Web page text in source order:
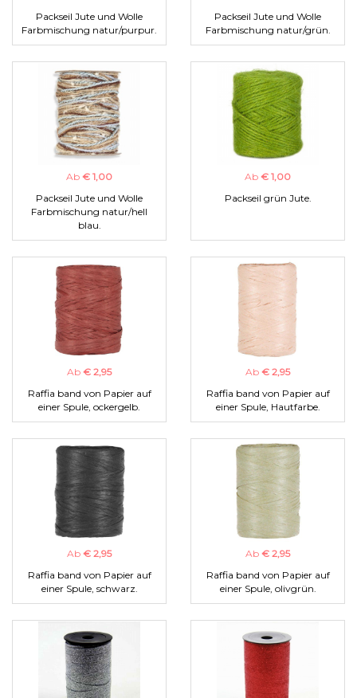
Packseil Jute und Wolle
Farbmischung natur/purpur.
Packseil Jute und Wolle
Farbmischung natur/grün.
Ab € 1,00
Packseil Jute und Wolle
Farbmischung natur/hell
blau.
Ab € 1,00
Packseil grün Jute.
Ab € 2,95
Raffia band von Papier auf
einer Spule, ockergelb.
Ab € 2,95
Raffia band von Papier auf
einer Spule, Hautfarbe.
Ab € 2,95
Raffia band von Papier auf
einer Spule, schwarz.
Ab € 2,95
Raffia band von Papier auf
einer Spule, olivgrün.